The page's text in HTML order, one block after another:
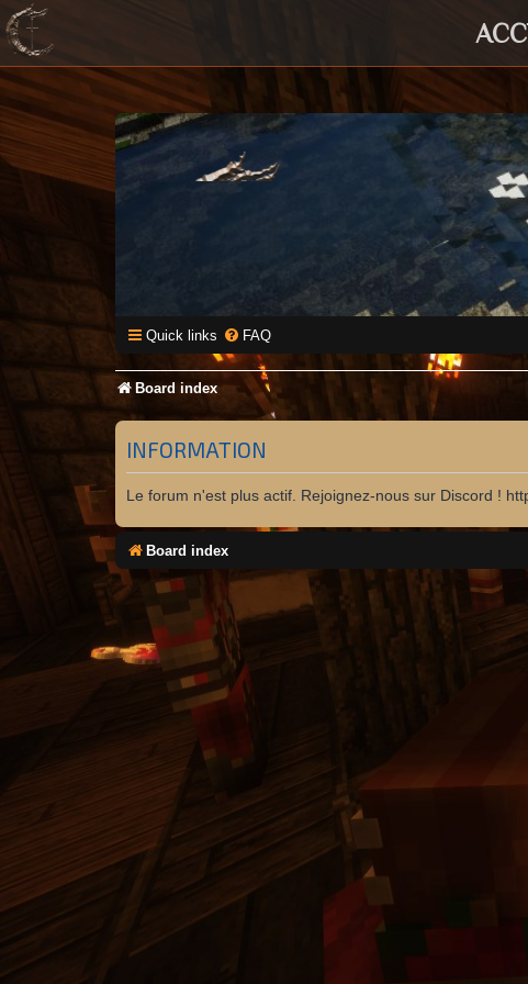
Quick links FAQ
Board index
INFORMATION
Le forum n'est plus actif. Rejoignez-nous sur Discord !
Board index